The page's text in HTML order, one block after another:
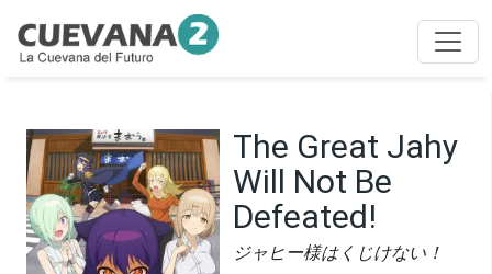
The Great Jahy
Will Not Be
Defeated!
ジャヒー様はくじけない！